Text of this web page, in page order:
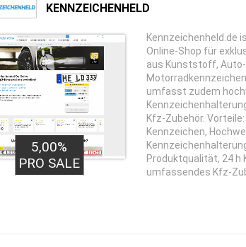
KENNZEICHENHELD
5,00%
PRO SALE
Kennzeichenheld.de
Online-Shop für
aus Kunststoff, Auto-
umfasst zudem
Kfz-Zubehör.
Kennzeichen,
Produktqualität, 24 h
umfassendes Kfz-